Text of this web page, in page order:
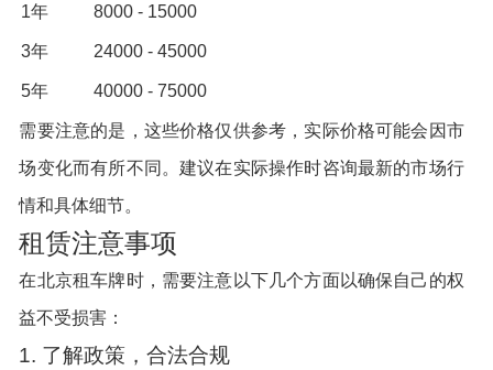
1年 8000 - 15000
3年 24000 - 45000
5年 40000 - 75000
需要注意的是，这些价格仅供参考，实际价格可能会因市
场变化而有所不同。建议在实际操作时咨询最新的市场行
情和具体细节。
租赁注意事项
在北京租车牌时，需要注意以下几个方面以确保自己的权
益不受损害：
1. 了解政策，合法合规